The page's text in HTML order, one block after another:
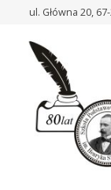
Sienkiewiczowski
ul. Główna 20,